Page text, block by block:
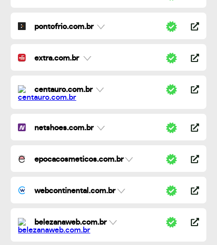
pontofrio.com.br
extra.com.br
centauro.com.br
netshoes.com.br
epocacosmeticos.com.br
webcontinental.com.br
belezanaweb.com.br